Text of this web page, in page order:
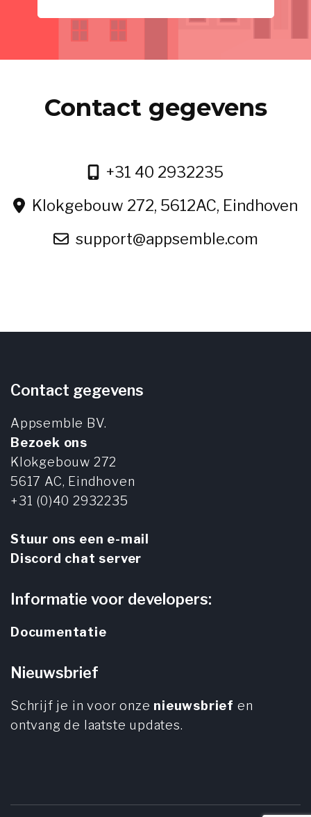
Contact gegevens
+31 40 2932235
Klokgebouw 272, 5612AC, Eindhoven
support@appsemble.com
Contact gegevens
Appsemble BV.
Bezoek ons
Klokgebouw 272
5617 AC, Eindhoven
+31 (0)40 2932235
Stuur ons een e-mail
Discord chat server
Informatie voor developers:
Documentatie
Nieuwsbrief
Schrijf je in voor onze nieuwsbrief en
ontvang de laatste updates.